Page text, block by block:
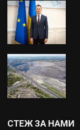
СТЕЖ ЗА НАМИ